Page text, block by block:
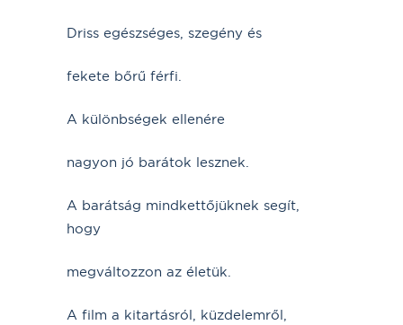
Driss egészséges, szegény és
fekete bőrű férfi.
A különbségek ellenére
nagyon jó barátok lesznek.
A barátság mindkettőjüknek segít,
hogy
megváltozzon az életük.
A film a kitartásról, küzdelemről,